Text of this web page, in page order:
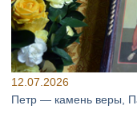
12.07.2026
Петр — камень веры,